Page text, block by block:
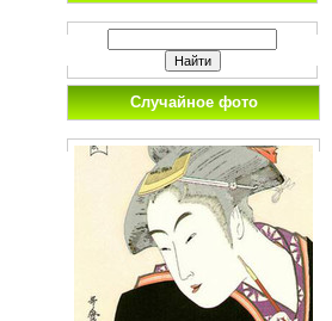
Случайное фото